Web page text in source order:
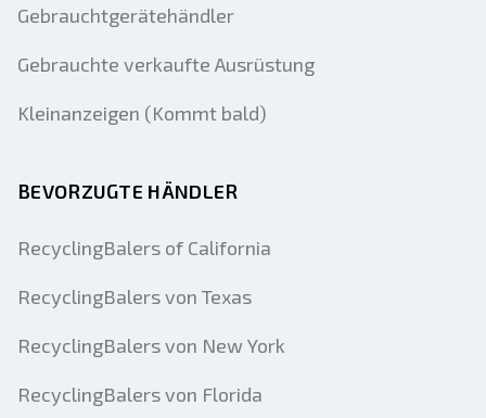
Gebrauchtgerätehändler
Gebrauchte verkaufte Ausrüstung
Kleinanzeigen (Kommt bald)
BEVORZUGTE HÄNDLER
RecyclingBalers of California
RecyclingBalers von Texas
RecyclingBalers von New York
RecyclingBalers von Florida